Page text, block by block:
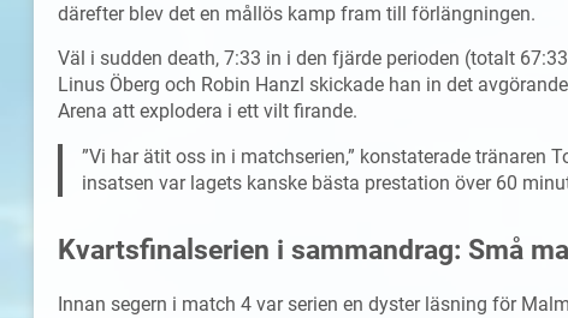
därefter blev det en mållös kamp fram till förlängningen.
Väl i sudden death, 7:33 in i den fjärde perioden (totalt
Linus Öberg och Robin Hanzl skickade han in det
Arena att explodera i ett vilt firande.
”Vi har ätit oss in i matchserien,” konstaterade tränaren
insatsen var lagets kanske bästa prestation över 60
Kvartsfinalserien i sammandrag: Små
Innan segern i match 4 var serien en dyster läsning för